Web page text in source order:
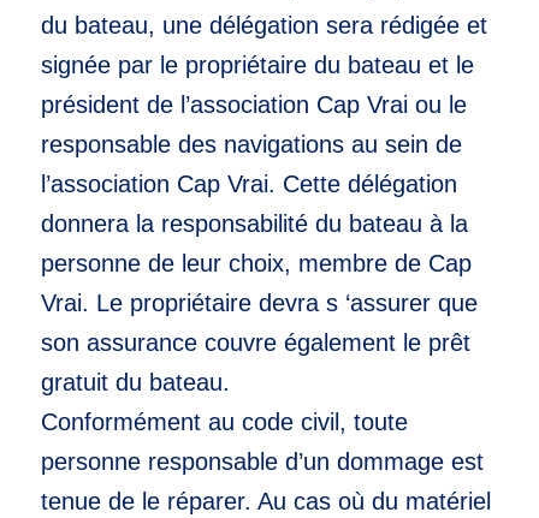
du bateau, une délégation sera rédigée et
signée par le propriétaire du bateau et le
président de l’association Cap Vrai ou le
responsable des navigations au sein de
l’association Cap Vrai. Cette délégation
donnera la responsabilité du bateau à la
personne de leur choix, membre de Cap
Vrai. Le propriétaire devra s ‘assurer que
son assurance couvre également le prêt
gratuit du bateau.
Conformément au code civil, toute
personne responsable d’un dommage est
tenue de le réparer. Au cas où du matériel